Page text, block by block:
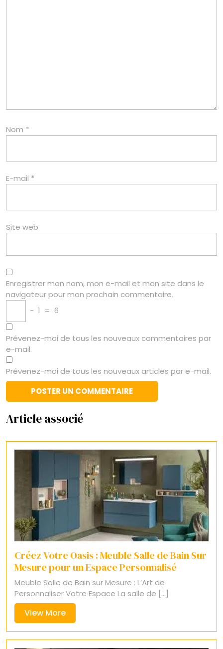
Nom *
E-mail *
Site web
Enregistrer mon nom, mon e-mail et mon site dans le
navigateur pour mon prochain commentaire.
− 1 = 6
Prévenez-moi de tous les nouveaux commentaires par
e-mail.
Prévenez-moi de tous les nouveaux articles par e-mail.
Article associé
Créez Votre Oasis : Meuble Salle de Bain Sur
Mesure pour un Espace Personnalisé
Meuble Salle de Bain sur Mesure : L’Art de
Personnaliser Votre Espace La salle de [...]
View MoreView
More